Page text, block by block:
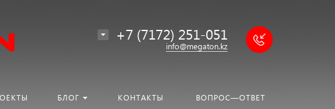
+7 (7172) 251-051
info@megaton.kz
БЛОГ КОНТАКТЫ ВОПРОС—ОТВЕТ